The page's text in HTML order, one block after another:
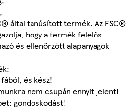
által tanúsított termék. Az FSC®
hogy a termék felelős
és ellenőrzött alapanyagok
és kész!
nem csupán ennyit jelent!
gondoskodást!